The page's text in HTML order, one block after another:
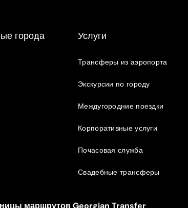
города Услуги
Трансферы из аэропорта
Экскурсии по городу
Междугородние поездки
Корпоративные услуги
Почасовая служба
Свадебные трансферы
маршрутов Georgian Transfer